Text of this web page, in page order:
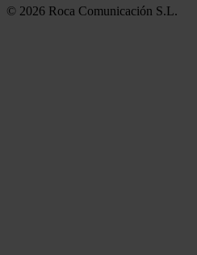
© 2026 Roca Comunicación S.L.